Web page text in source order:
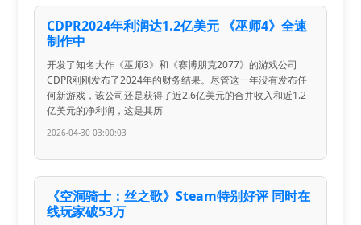
CDPR2024年利润达1.2亿美元 《巫师4》全速
制作中
开发了知名大作《巫师3》和《赛博朋克2077》的游戏公司
CDPR刚刚发布了2024年的财务结果。尽管这一年没有发布任
何新游戏，该公司还是获得了近2.6亿美元的合并收入和近1.2
亿美元的净利润，这是其历
2026-04-30 03:00:03
《空洞骑士：丝之歌》Steam特别好评 同时在
线玩家破53万